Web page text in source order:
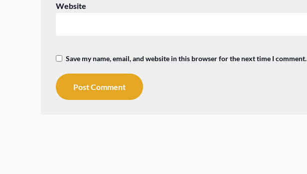
Website
Save my name, email, and website in this browser for the next time I comment.